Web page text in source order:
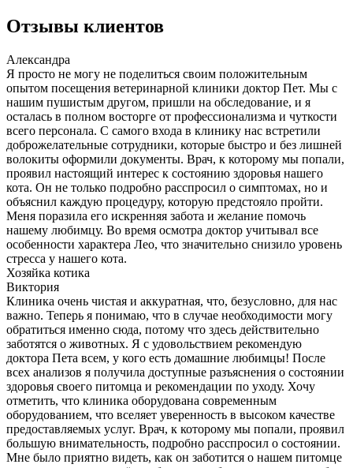
Отзывы клиентов
Александра
Я просто не могу не поделиться своим положительным
опытом посещения ветеринарной клиники доктор Пет. Мы с
нашим пушистым другом, пришли на обследование, и я
осталась в полном восторге от профессионализма и чуткости
всего персонала. С самого входа в клинику нас встретили
доброжелательные сотрудники, которые быстро и без лишней
волокиты оформили документы. Врач, к которому мы попали,
проявил настоящий интерес к состоянию здоровья нашего
кота. Он не только подробно расспросил о симптомах, но и
объяснил каждую процедуру, которую предстояло пройти.
Меня поразила его искренняя забота и желание помочь
нашему любимцу. Во время осмотра доктор учитывал все
особенности характера Лео, что значительно снизило уровень
стресса у нашего кота.
Хозяйка котика
Виктория
Клиника очень чистая и аккуратная, что, безусловно, для нас
важно. Теперь я понимаю, что в случае необходимости могу
обратиться именно сюда, потому что здесь действительно
заботятся о животных. Я с удовольствием рекомендую
доктора Пета всем, у кого есть домашние любимцы! После
всех анализов я получила доступные разъяснения о состоянии
здоровья своего питомца и рекомендации по уходу. Хочу
отметить, что клиника оборудована современным
оборудованием, что вселяет уверенность в высоком качестве
предоставляемых услуг. Врач, к которому мы попали, проявил
большую внимательность, подробно расспросил о состоянии.
Мне было приятно видеть, как он заботится о нашем питомце